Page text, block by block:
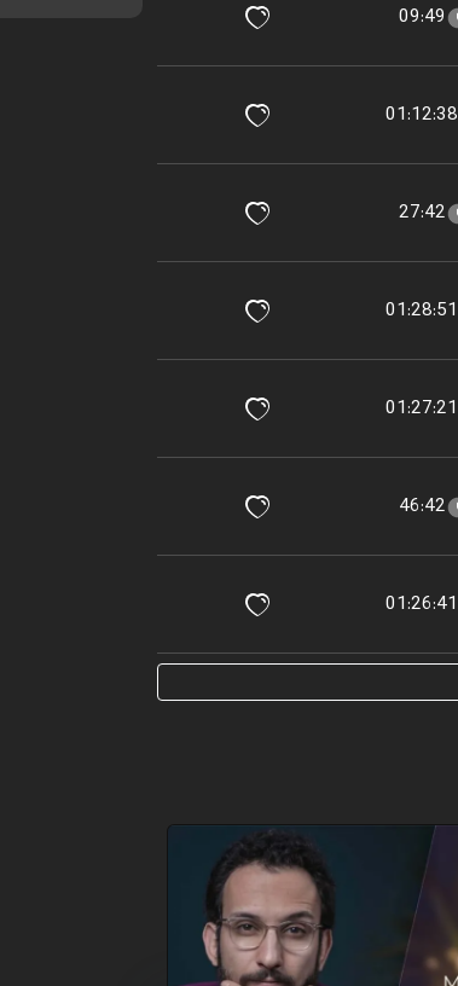
09:49
01:12:38
27:42
01:28:51
01:27:21
46:42
01:26:41